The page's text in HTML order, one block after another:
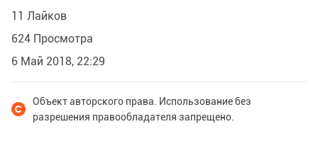
11 Лайков
624 Просмотра
6 Май 2018, 22:29
Объект авторского права. Использование без
разрешения правообладателя запрещено.